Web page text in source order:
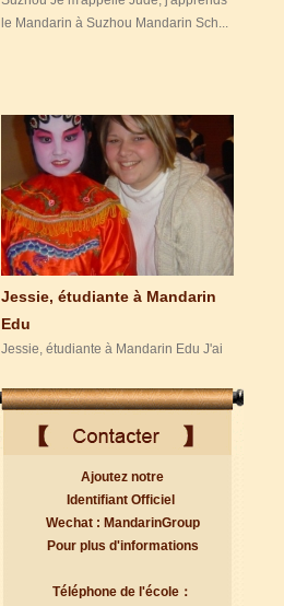
Jessie, étudiante à Mandarin
Edu
Jessie, étudiante à Mandarin Edu J'ai
appris le Chinois presque 8 ans, je
peux comprendre ce que les Chi...
Ajoutez notre
Identifiant Officiel
Wechat : MandarinGroup
Pour plus d'informations
Téléphone de l'école：